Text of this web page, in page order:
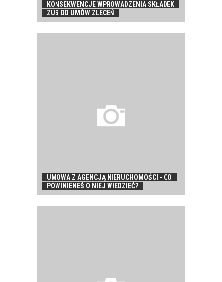
KONSEKWENCJE WPROWADZENIA SKŁADEK
ZUS OD UMÓW ZLECEŃ
UMOWA Z AGENCJĄ NIERUCHOMOŚCI - CO
POWINIENEŚ O NIEJ WIEDZIEĆ?